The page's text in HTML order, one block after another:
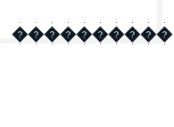
����������